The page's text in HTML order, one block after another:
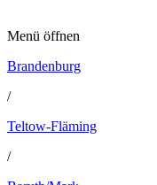
Menü öffnen
Brandenburg
/
Teltow-Fläming
/